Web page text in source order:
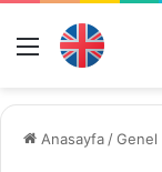
Menü
Anasayfa /Genel